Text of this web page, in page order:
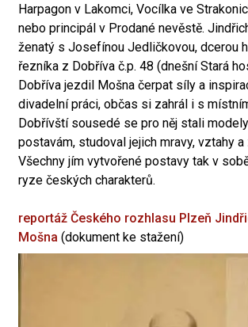
Harpagon v Lakomci, Vocílka ve
nebo principál v Prodané nevěstě.
ženatý s Josefínou Jedličkovou, dcerou
řezníka z Dobříva č.p. 48 (dnešní Stará
Dobříva jezdil Mošna čerpat síly a
divadelní práci, občas si zahrál i s
Dobřívští sousedé se pro něj stali
postavám, studoval jejich mravy, vztahy a
Všechny jím vytvořené postavy tak v
ryze českých charakterů.
reportáž Českého rozhlasu Plzeň
Mošna (dokument ke stažení)